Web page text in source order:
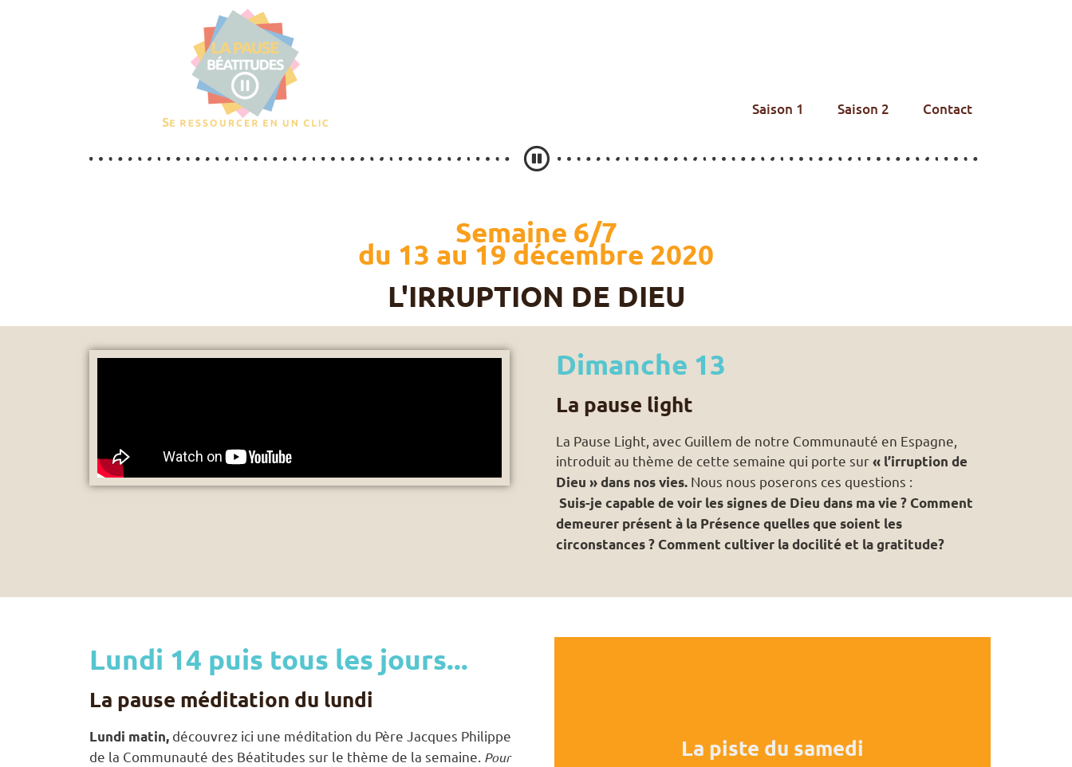
Saison 1 Saison 2 Contact
Semaine 6/7
du 13 au 19 décembre 2020
L'IRRUPTION DE DIEU
Dimanche 13
La pause light
La Pause Light, avec Guillem de notre Communauté en Espagne,
introduit au thème de cette semaine qui porte sur« l’irruption de
Dieu » dans nos vies. Nous nous poserons ces questions :
Suis-je capable de voir les signes de Dieu dans ma vie ? Comment
demeurer présent à la Présence quelles que soient les
circonstances ? Comment cultiver la docilité et la gratitude?
Lundi 14 puis tous les jours...
La pause méditation du lundi
Lundi matin,découvrez ici une méditation du Père Jacques Philippe
de la Communauté des Béatitudes sur le thème de la semaine. Pour
La piste du samedi